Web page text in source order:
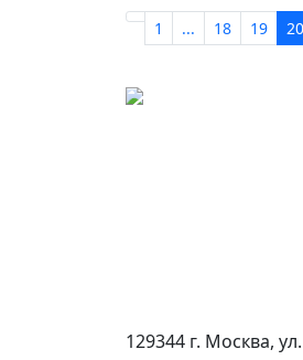
1 ... 18 19 20
129344 г. Москва,